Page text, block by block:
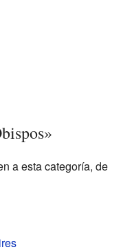
a esta categoría, de